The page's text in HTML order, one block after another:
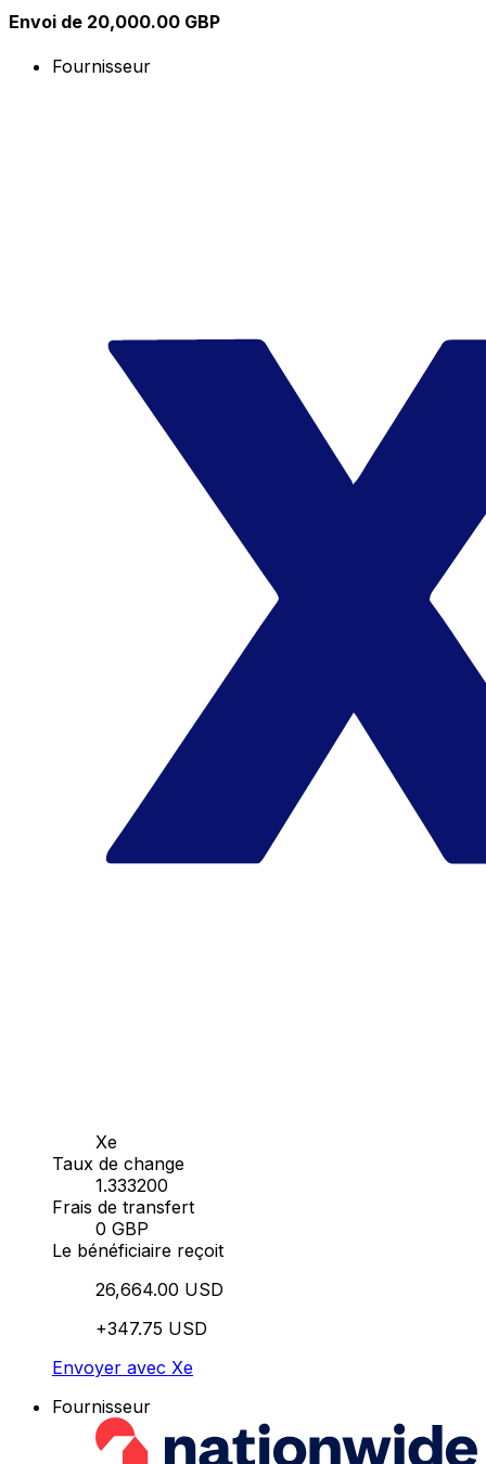
Envoi de 20,000.00 GBP
Fournisseur
Xe
Taux de change
1.333200
Frais de transfert
0 GBP
Le bénéficiaire reçoit
26,664.00 USD
+347.75 USD
Envoyer avec Xe
Fournisseur